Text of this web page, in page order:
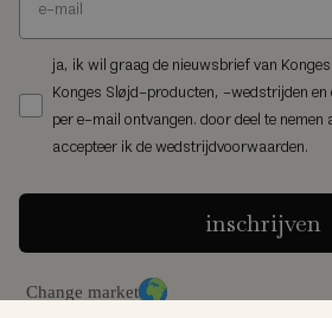
ja, ik wil graag de nieuwsbrief van
Konges Sløjd-producten, -wedstrijden en
per e-mail ontvangen. door deel te nemen
accepteer ik de wedstrijdvoorwaarden.
inschrijven
Change market